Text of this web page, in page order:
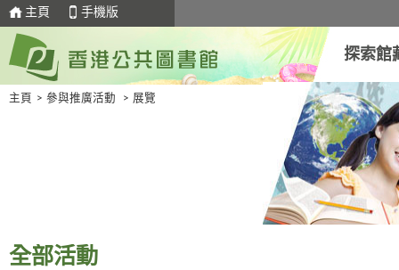
主頁 手機版
探索館
主頁 > 參與推廣活動 > 展覽
全部活動